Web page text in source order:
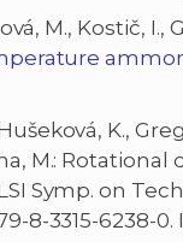
M., Kostič, I.,
Hušeková, K.,
M.:
Symp. on
8-3315-6238-